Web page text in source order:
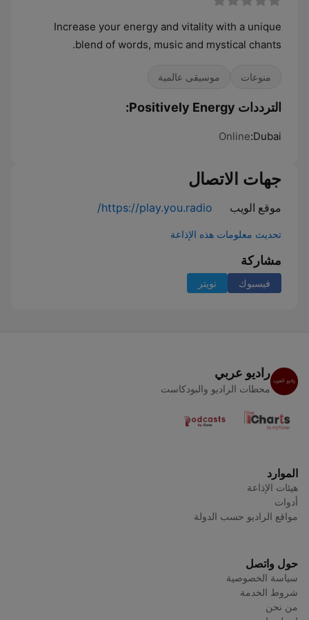
Increase your energy and vitality with a unique
blend of words, music and mystical chants.
منوعات موسيقى عالمية
الترددات Positively Energy:
Dubai:
Online
جهات الاتصال
موقع الويب https://play.you.radio/
تحديث معلومات هذه الإذاعة
مشاركة
فيسبوك تويتر
راديو عربي
محطات الراديو والبودكاست
الموارد
هيئات الإذاعة
أدوات
مواقع الراديو حسب الدولة
حول واتصل
سياسة الخصوصية
شروط الخدمة
من نحن